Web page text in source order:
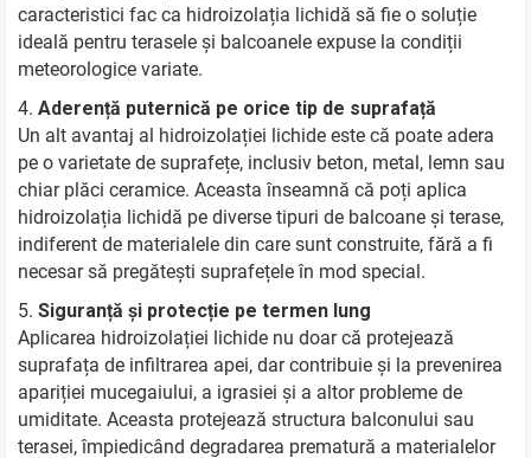
caracteristici fac ca hidroizolația lichidă să fie o soluție
ideală pentru terasele și balcoanele expuse la condiții
meteorologice variate.
Aderență puternică pe orice tip de suprafață
Un alt avantaj al hidroizolației lichide este că poate adera
pe o varietate de suprafețe, inclusiv beton, metal, lemn sau
chiar plăci ceramice. Aceasta înseamnă că poți aplica
hidroizolația lichidă pe diverse tipuri de balcoane și terase,
indiferent de materialele din care sunt construite, fără a fi
necesar să pregătești suprafețele în mod special.
Siguranță și protecție pe termen lung
Aplicarea hidroizolației lichide nu doar că protejează
suprafața de infiltrarea apei, dar contribuie și la prevenirea
apariției mucegaiului, a igrasiei și a altor probleme de
umiditate. Aceasta protejează structura balconului sau
terasei, împiedicând degradarea prematură a materialelor